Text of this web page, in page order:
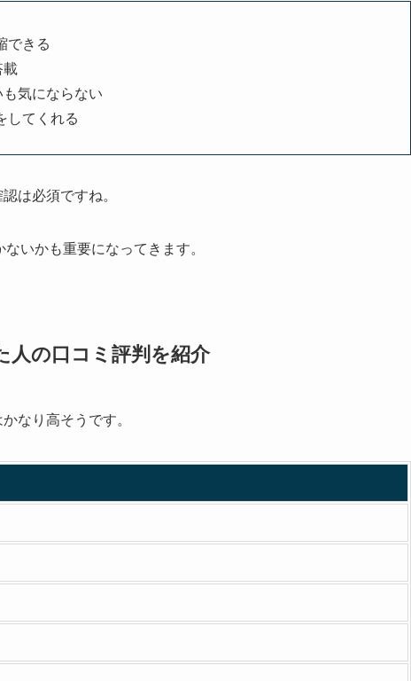
できる
載
気にならない
してくれる
は必須ですね。
ないかも重要になってきます。
人の口コミ評判を紹介
なり高そうです。